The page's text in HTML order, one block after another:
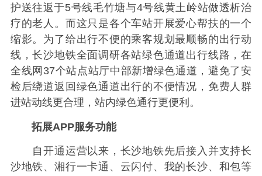
护送往返于5号线毛竹塘与4号线黄土岭站做透析治
疗的老人。而这只是各个车站开展爱心帮扶的一个
缩影。为了给出行不便的乘客规划最顺畅的出行动
线，长沙地铁全面调研各站绿色通道出行线路，在
全线网37个站点站厅中部新增绿色通道，避免了安
检后绕道返回绿色通道出行的不便情况，免费人群
进站动线更合理，站内绿色通行更便利。
拓展APP服务功能
自开通运营以来，长沙地铁先后接入并支持长
沙地铁、湘行一卡通、云闪付、我的长沙、和包等